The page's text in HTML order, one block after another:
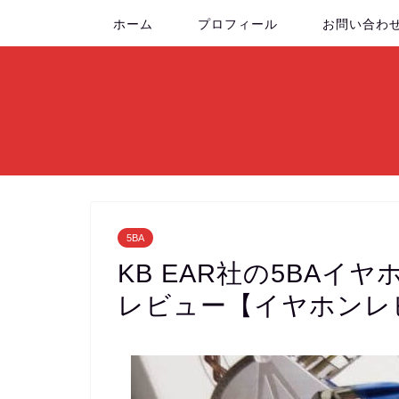
ホーム プロフィール お問い合わ
5BA
KB EAR社の5BAイヤ
レビュー【イヤホン